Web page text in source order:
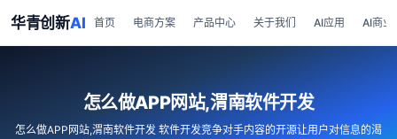
华青创新AI 首页 电商方案 产品中心 关于我们 AI应用 AI商业
怎么做APP网站,渭南软件开发
怎么做APP网站,渭南软件开发 软件开发竞争对手内容的开源让用户对信息的渴